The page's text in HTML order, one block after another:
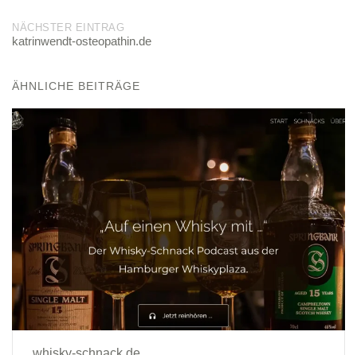
NÄCHSTER EINTRAG
katrinwendt-osteopathin.de
ÄHNLICHE BEITRÄGE